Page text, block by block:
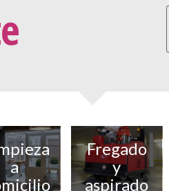
a
Fregado
y
aspirado